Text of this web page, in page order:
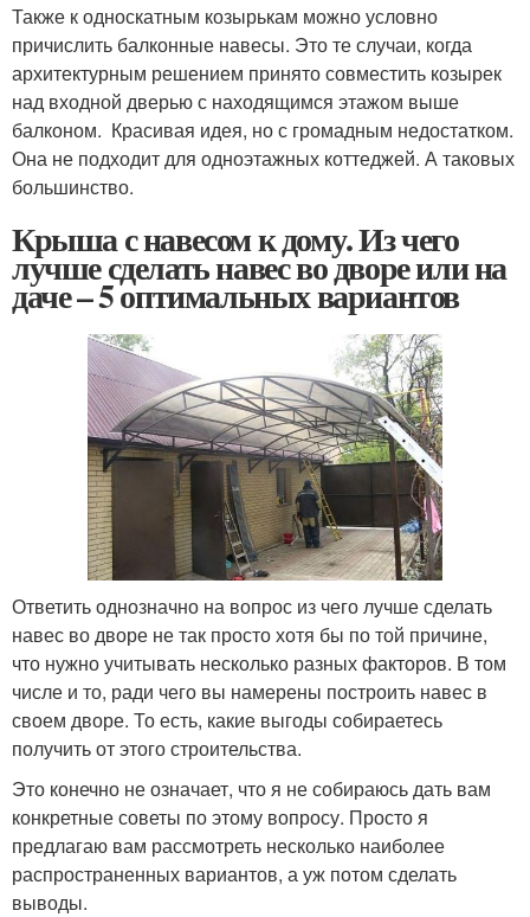
Также к односкатным козырькам можно условно
причислить балконные навесы. Это те случаи, когда
архитектурным решением принято совместить козырек
над входной дверью с находящимся этажом выше
балконом. Красивая идея, но с громадным недостатком.
Она не подходит для одноэтажных коттеджей. А таковых
большинство.
Крыша с навесом к дому. Из чего
лучше сделать навес во дворе или на
даче – 5 оптимальных вариантов
Ответить однозначно на вопрос из чего лучше сделать
навес во дворе не так просто хотя бы по той причине,
что нужно учитывать несколько разных факторов. В том
числе и то, ради чего вы намерены построить навес в
своем дворе. То есть, какие выгоды собираетесь
получить от этого строительства.
Это конечно не означает, что я не собираюсь дать вам
конкретные советы по этому вопросу. Просто я
предлагаю вам рассмотреть несколько наиболее
распространенных вариантов, а уж потом сделать
выводы.